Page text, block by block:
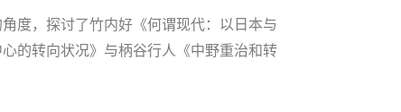
度，探讨了竹内好《何谓现代：以日本与
的转向状况》与柄谷行人《中野重治和转